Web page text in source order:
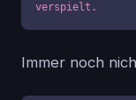
verspielt.
Immer noch